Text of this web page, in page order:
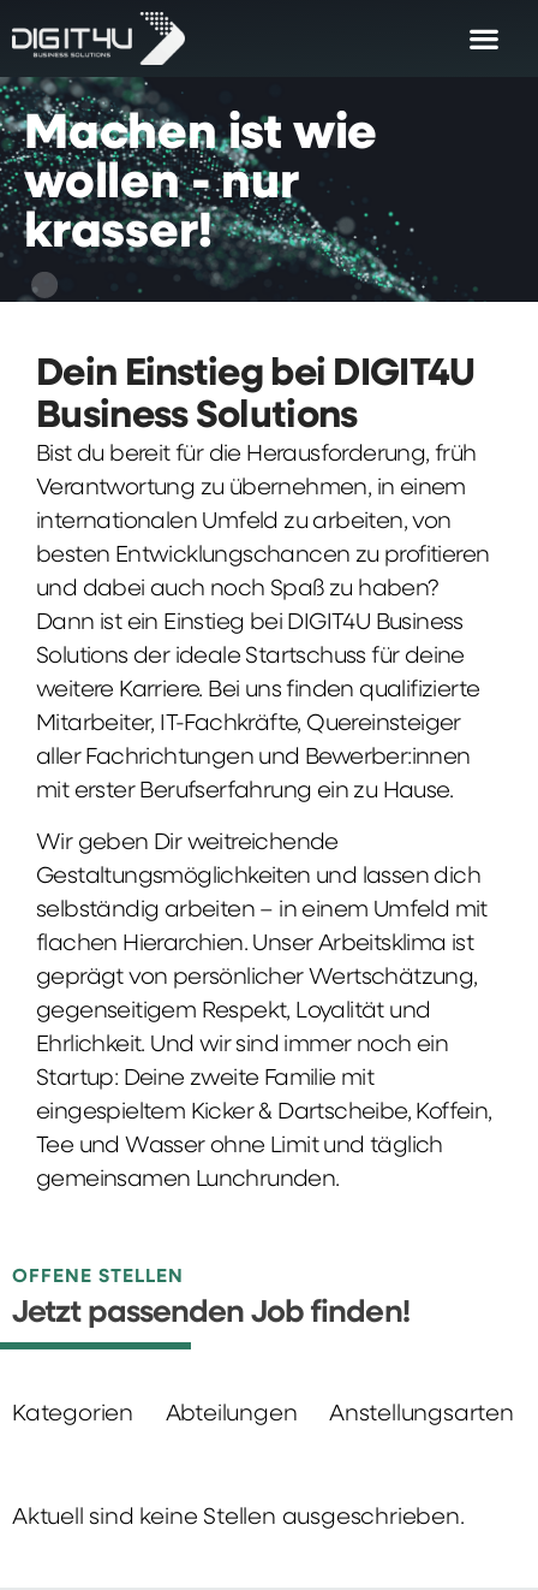
Machen ist wie
wollen - nur
krasser!
Dein Einstieg bei DIGIT4U
Business Solutions
Bist du bereit für die Herausforderung, früh
Verantwortung zu übernehmen, in einem
internationalen Umfeld zu arbeiten, von
besten Entwicklungschancen zu profitieren
und dabei auch noch Spaß zu haben?
Dann ist ein Einstieg bei DIGIT4U Business
Solutions der ideale Startschuss für deine
weitere Karriere. Bei uns finden qualifizierte
Mitarbeiter, IT-Fachkräfte, Quereinsteiger
aller Fachrichtungen und Bewerber:innen
mit erster Berufserfahrung ein zu Hause.
Wir geben Dir weitreichende
Gestaltungsmöglichkeiten und lassen dich
selbständig arbeiten – in einem Umfeld mit
flachen Hierarchien. Unser Arbeitsklima ist
geprägt von persönlicher Wertschätzung,
gegenseitigem Respekt, Loyalität und
Ehrlichkeit. Und wir sind immer noch ein
Startup: Deine zweite Familie mit
eingespieltem Kicker & Dartscheibe, Koffein,
Tee und Wasser ohne Limit und täglich
gemeinsamen Lunchrunden.
OFFENE STELLEN
Jetzt passenden Job finden!
Kategorien Abteilungen Anstellungsarten
Aktuell sind keine Stellen ausgeschrieben.